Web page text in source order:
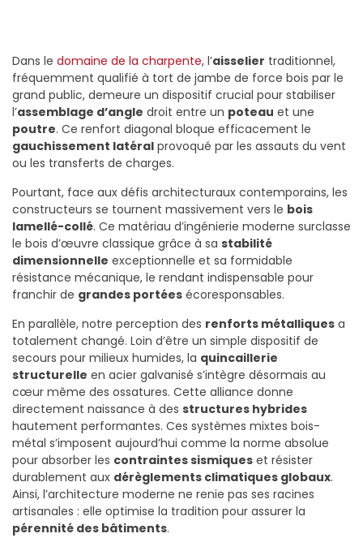
Dans le domaine de la charpente, l’aisselier traditionnel,
fréquemment qualifié à tort de jambe de force bois par le
grand public, demeure un dispositif crucial pour stabiliser
l’assemblage d’angle droit entre un poteau et une
poutre. Ce renfort diagonal bloque efficacement le
gauchissement latéral provoqué par les assauts du vent
ou les transferts de charges.
Pourtant, face aux défis architecturaux contemporains, les
constructeurs se tournent massivement vers le bois
lamellé-collé. Ce matériau d’ingénierie moderne surclasse
le bois d’œuvre classique grâce à sa stabilité
dimensionnelle exceptionnelle et sa formidable
résistance mécanique, le rendant indispensable pour
franchir de grandes portées écoresponsables.
En parallèle, notre perception des renforts métalliques a
totalement changé. Loin d’être un simple dispositif de
secours pour milieux humides, la quincaillerie
structurelle en acier galvanisé s’intègre désormais au
cœur même des ossatures. Cette alliance donne
directement naissance à des structures hybrides
hautement performantes. Ces systèmes mixtes bois-
métal s’imposent aujourd’hui comme la norme absolue
pour absorber les contraintes sismiques et résister
durablement aux dérèglements climatiques globaux.
Ainsi, l’architecture moderne ne renie pas ses racines
artisanales : elle optimise la tradition pour assurer la
pérennité des bâtiments.